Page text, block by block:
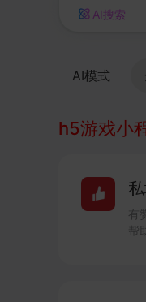
AI搜索
AI模式
h5游戏小
有
帮